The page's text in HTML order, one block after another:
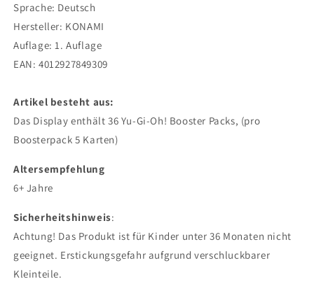
Sprache: Deutsch
Hersteller: KONAMI
Auflage: 1. Auflage
EAN: 4012927849309
Artikel besteht aus:
Das Display enthält 36 Yu-Gi-Oh! Booster Packs, (pro
Boosterpack 5 Karten)
Altersempfehlung
6+ Jahre
Sicherheitshinweis:
Achtung! Das Produkt ist für Kinder unter 36 Monaten nicht
geeignet. Erstickungsgefahr aufgrund verschluckbarer
Kleinteile.